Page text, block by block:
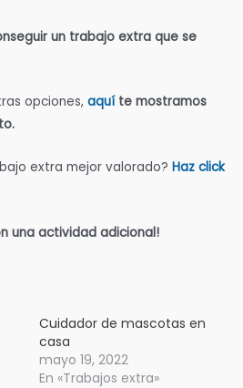
un trabajo extra que se
opciones, aquí te mostramos
extra mejor valorado? Haz click
una actividad adicional!
Cuidador de mascotas en
casa
mayo 19, 2022
En «Trabajos extra»